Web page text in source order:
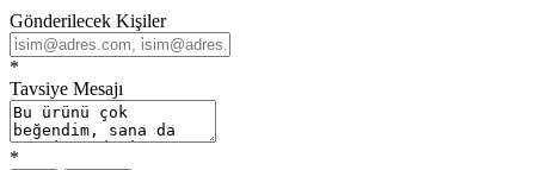
Gönderilecek Kişiler
*
Tavsiye Mesajı
*